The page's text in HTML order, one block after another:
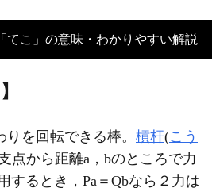
てこ」の意味・わかりやすい解説
りを回転できる棒。 槓杆(こう
点から距離a，bのところで力
するとき，Pa＝Qbなら２力は